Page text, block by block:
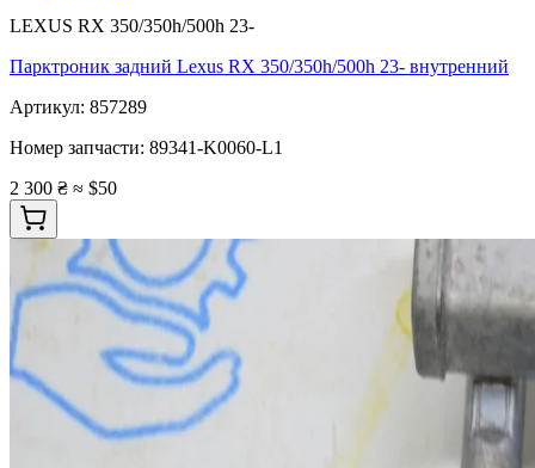
LEXUS RX 350/350h/500h 23-
Парктроник задний Lexus RX 350/350h/500h 23- внутренний
Артикул: 857289
Номер запчасти: 89341-K0060-L1
2 300 ₴ ≈ $50